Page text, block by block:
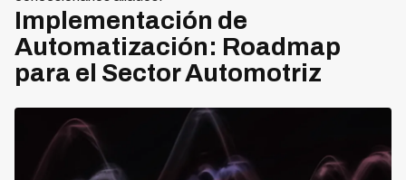
Implementación de
Automatización: Roadmap
para el Sector Automotriz